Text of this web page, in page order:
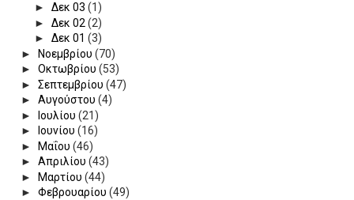
► Δεκ 03 (1)
► Δεκ 02 (2)
► Δεκ 01 (3)
►
Νοεμβρίου (70)
► Οκτωβρίου (53)
► Σεπτεμβρίου (47)
► Αυγούστου (4)
►
Ιουλίου (21)
►
Ιουνίου (16)
►
Μαΐου (46)
► Απριλίου (43)
►
Μαρτίου (44)
► Φεβρουαρίου (49)